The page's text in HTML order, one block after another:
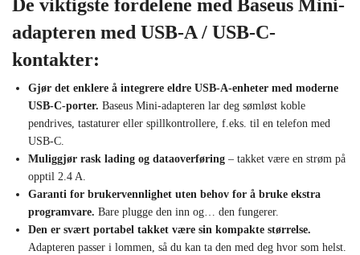
De viktigste fordelene med Baseus Mini-
adapteren med USB-A / USB-C-
kontakter:
Gjør det enklere å integrere eldre USB-A-enheter med moderne
USB-C-porter. Baseus Mini-adapteren lar deg sømløst koble
pendrives, tastaturer eller spillkontrollere, f.eks. til en telefon med
USB-C.
Muliggjør rask lading og dataoverføring – takket være en strøm på
opptil 2.4 A.
Garanti for brukervennlighet uten behov for å bruke ekstra
programvare. Bare plugge den inn og… den fungerer.
Den er svært portabel takket være sin kompakte størrelse.
Adapteren passer i lommen, så du kan ta den med deg hvor som helst.